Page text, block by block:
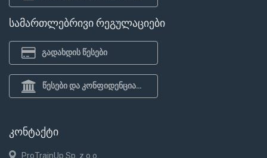
სამართლებრივი რეგულაციები
გადახდის წესები
წესები და კონფიდენციალურობის პოლიტიკა
კონტაქტი
ProTrainUp Sp. z o.o.